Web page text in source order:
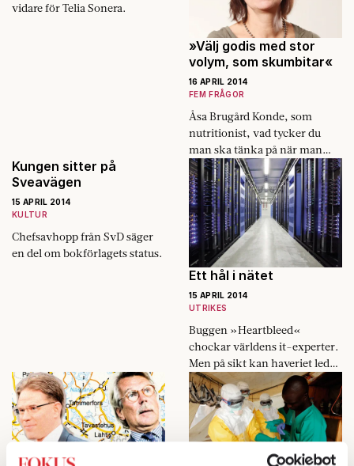
vidare för Telia Sonera.
»Välj godis med stor
volym, som skumbitar«
16 APRIL 2014
FEM FRÅGOR
Åsa Brugård Konde, som
nutritionist, vad tycker du
man ska tänka på när man
fyller påskäggen?
Kungen sitter på
Sveavägen
15 APRIL 2014
KULTUR
Chefsavhopp från SvD säger
en del om bokförlagets status.
Ett hål i nätet
15 APRIL 2014
UTRIKES
Buggen »Heartbleed«
chockar världens it-experter.
Men på sikt kan haveriet leda
till ett säkrare internet.